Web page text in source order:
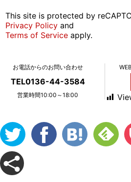
This site is protected by
Privacy Policy and
Terms of Service apply.
お電話からのお問い合わせ
TEL0136-44-3584
営業時間10:00～18:00